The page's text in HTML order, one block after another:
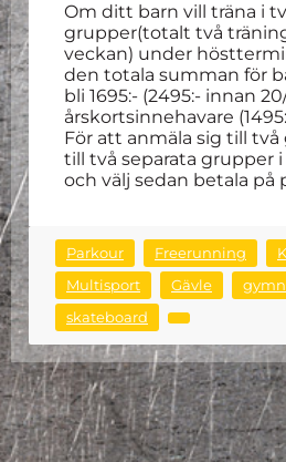
Om ditt barn vill träna i
grupper(totalt två
veckan) under
den totala summan för
bli 1695:- (2495:- innan
årskortsinnehavare
För att anmäla sig till två
till två separata grupper
och välj sedan betala på
Parkour Freerunning
Multisport
Gävle
skateboard